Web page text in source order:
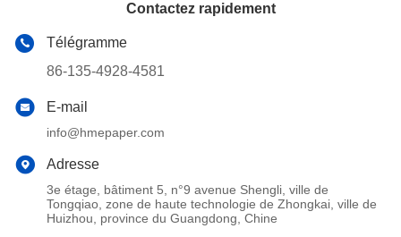
Contactez rapidement
Télégramme
86-135-4928-4581
E-mail
info@hmepaper.com
Adresse
3e étage, bâtiment 5, n°9 avenue Shengli, ville de
Tongqiao, zone de haute technologie de Zhongkai, ville de
Huizhou, province du Guangdong, Chine